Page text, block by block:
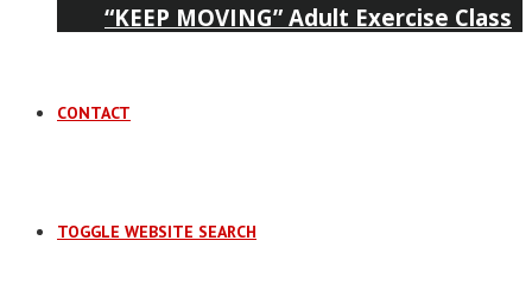
“KEEP MOVING” Adult Exercise Class
CONTACT
TOGGLE WEBSITE SEARCH